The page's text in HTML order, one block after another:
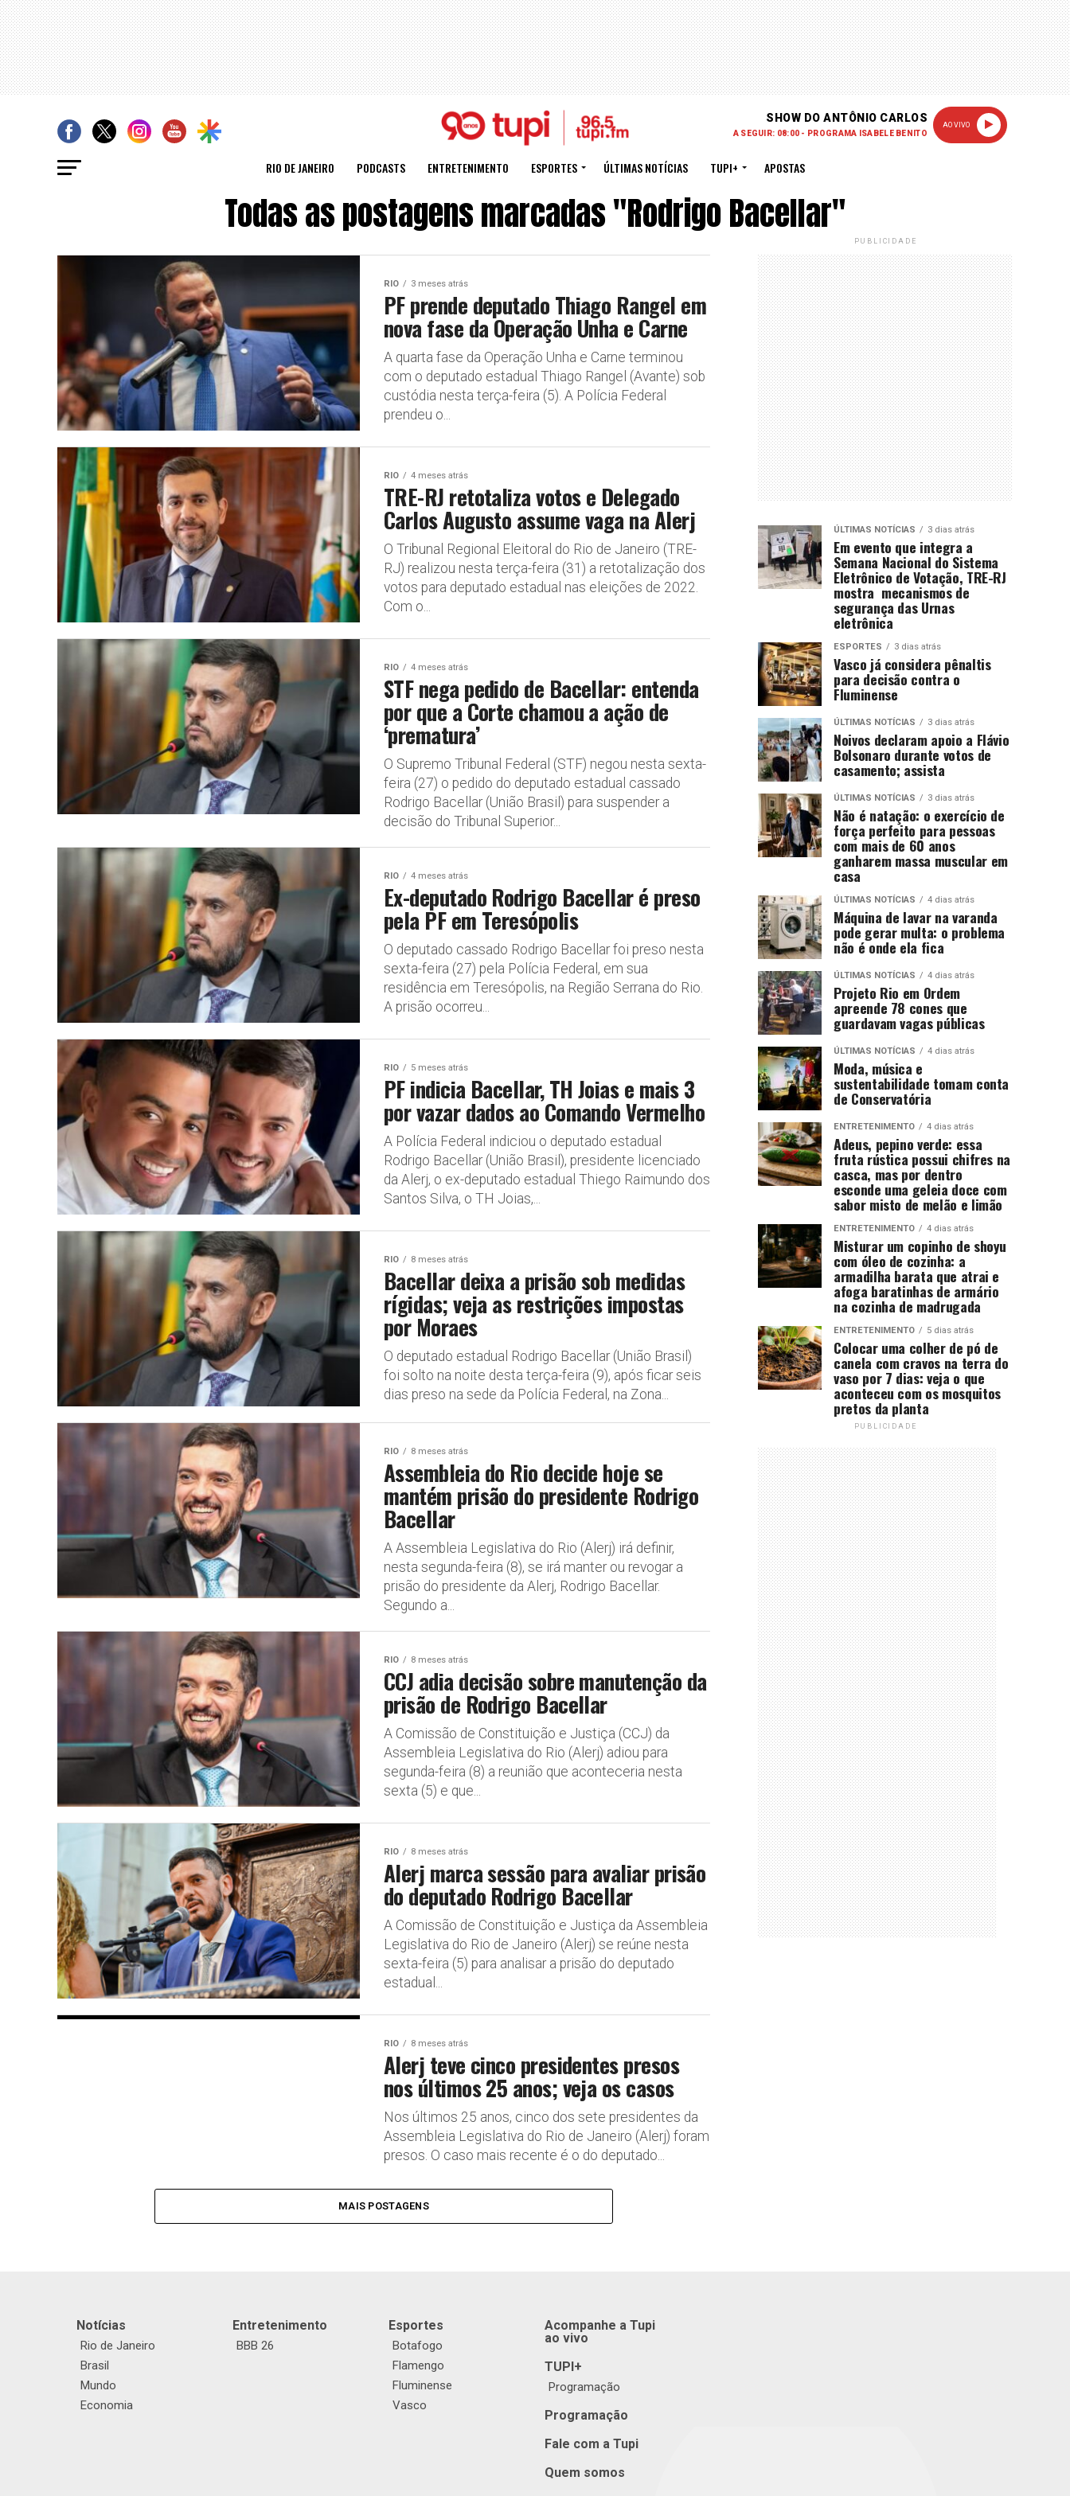
SHOW DO ANTÔNIO CARLOS
A SEGUIR: 08:00 - PROGRAMA ISABELE BENITO
AO VIVO
RIO DE JANEIRO PODCASTS ENTRETENIMENTO ESPORTES ÚLTIMAS NOTÍCIAS TUPI+ APOSTAS
Todas as postagens marcadas "Rodrigo Bacellar"
RIO 3 meses atrás
PF prende deputado Thiago Rangel em
nova fase da Operação Unha e Carne
A quarta fase da Operação Unha e Carne terminou
com o deputado estadual Thiago Rangel (Avante) sob
custódia nesta terça-feira (5). A Polícia Federal
prendeu o...
RIO 4 meses atrás
TRE-RJ retotaliza votos e Delegado
Carlos Augusto assume vaga na Alerj
O Tribunal Regional Eleitoral do Rio de Janeiro (TRE-
RJ) realizou nesta terça-feira (31) a retotalização dos
votos para deputado estadual nas eleições de 2022.
Com o...
RIO 4 meses atrás
STF nega pedido de Bacellar: entenda
por que a Corte chamou a ação de
‘prematura’
O Supremo Tribunal Federal (STF) negou nesta sexta-
feira (27) o pedido do deputado estadual cassado
Rodrigo Bacellar (União Brasil) para suspender a
decisão do Tribunal Superior...
RIO 4 meses atrás
Ex-deputado Rodrigo Bacellar é preso
pela PF em Teresópolis
O deputado cassado Rodrigo Bacellar foi preso nesta
sexta-feira (27) pela Polícia Federal, em sua
residência em Teresópolis, na Região Serrana do Rio.
A prisão ocorreu...
RIO 5 meses atrás
PF indicia Bacellar, TH Joias e mais 3
por vazar dados ao Comando Vermelho
A Polícia Federal indiciou o deputado estadual
Rodrigo Bacellar (União Brasil), presidente licenciado
da Alerj, o ex-deputado estadual Thiego Raimundo dos
Santos Silva, o TH Joias,...
RIO 8 meses atrás
Bacellar deixa a prisão sob medidas
rígidas; veja as restrições impostas
por Moraes
O deputado estadual Rodrigo Bacellar (União Brasil)
foi solto na noite desta terça-feira (9), após ficar seis
dias preso na sede da Polícia Federal, na Zona...
RIO 8 meses atrás
Assembleia do Rio decide hoje se
mantém prisão do presidente Rodrigo
Bacellar
A Assembleia Legislativa do Rio (Alerj) irá definir,
nesta segunda-feira (8), se irá manter ou revogar a
prisão do presidente da Alerj, Rodrigo Bacellar.
Segundo a...
RIO 8 meses atrás
CCJ adia decisão sobre manutenção da
prisão de Rodrigo Bacellar
A Comissão de Constituição e Justiça (CCJ) da
Assembleia Legislativa do Rio (Alerj) adiou para
segunda-feira (8) a reunião que aconteceria nesta
sexta (5) e que...
RIO 8 meses atrás
Alerj marca sessão para avaliar prisão
do deputado Rodrigo Bacellar
A Comissão de Constituição e Justiça da Assembleia
Legislativa do Rio de Janeiro (Alerj) se reúne nesta
sexta-feira (5) para analisar a prisão do deputado
estadual...
RIO 8 meses atrás
Alerj teve cinco presidentes presos
nos últimos 25 anos; veja os casos
Nos últimos 25 anos, cinco dos sete presidentes da
Assembleia Legislativa do Rio de Janeiro (Alerj) foram
presos. O caso mais recente é o do deputado...
MAIS POSTAGENS
PUBLICIDADE
ÚLTIMAS NOTÍCIAS 3 dias atrás
Em evento que integra a
Semana Nacional do Sistema
Eletrônico de Votação, TRE-RJ
mostra mecanismos de
segurança das Urnas
eletrônica
ESPORTES 3 dias atrás
Vasco já considera pênaltis
para decisão contra o
Fluminense
ÚLTIMAS NOTÍCIAS 3 dias atrás
Noivos declaram apoio a Flávio
Bolsonaro durante votos de
casamento; assista
ÚLTIMAS NOTÍCIAS 3 dias atrás
Não é natação: o exercício de
força perfeito para pessoas
com mais de 60 anos
ganharem massa muscular em
casa
ÚLTIMAS NOTÍCIAS 4 dias atrás
Máquina de lavar na varanda
pode gerar multa: o problema
não é onde ela fica
ÚLTIMAS NOTÍCIAS 4 dias atrás
Projeto Rio em Ordem
apreende 78 cones que
guardavam vagas públicas
ÚLTIMAS NOTÍCIAS 4 dias atrás
Moda, música e
sustentabilidade tomam conta
de Conservatória
ENTRETENIMENTO 4 dias atrás
Adeus, pepino verde: essa
fruta rústica possui chifres na
casca, mas por dentro
esconde uma geleia doce com
sabor misto de melão e limão
ENTRETENIMENTO 4 dias atrás
Misturar um copinho de shoyu
com óleo de cozinha: a
armadilha barata que atrai e
afoga baratinhas de armário
na cozinha de madrugada
ENTRETENIMENTO 5 dias atrás
Colocar uma colher de pó de
canela com cravos na terra do
vaso por 7 dias: veja o que
aconteceu com os mosquitos
pretos da planta
PUBLICIDADE
Notícias
Rio de Janeiro
Brasil
Mundo
Economia
Entretenimento
BBB 26
Esportes
Botafogo
Flamengo
Fluminense
Vasco
Acompanhe a Tupi
ao vivo
TUPI+
Programação
Programação
Fale com a Tupi
Quem somos